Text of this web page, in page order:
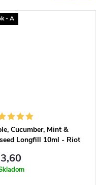
- A
Cucumber, Mint &
Longfill 10ml - Riot